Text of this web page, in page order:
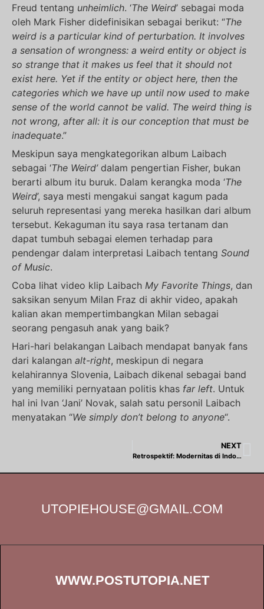
Freud tentang unheimlich. ‘The Weird’ sebagai moda
oleh Mark Fisher didefinisikan sebagai berikut: “The
weird is a particular kind of perturbation. It involves
a sensation of wrongness: a weird entity or object is
so strange that it makes us feel that it should not
exist here. Yet if the entity or object here, then the
categories which we have up until now used to make
sense of the world cannot be valid. The weird thing is
not wrong, after all: it is our conception that must be
inadequate.”
Meskipun saya mengkategorikan album Laibach
sebagai ‘The Weird’ dalam pengertian Fisher, bukan
berarti album itu buruk. Dalam kerangka moda ‘The
Weird’, saya mesti mengakui sangat kagum pada
seluruh representasi yang mereka hasilkan dari album
tersebut. Kekaguman itu saya rasa tertanam dan
dapat tumbuh sebagai elemen terhadap para
pendengar dalam interpretasi Laibach tentang Sound
of Music.
Coba lihat video klip Laibach My Favorite Things, dan
saksikan senyum Milan Fraz di akhir video, apakah
kalian akan mempertimbangkan Milan sebagai
seorang pengasuh anak yang baik?
Hari-hari belakangan Laibach mendapat banyak fans
dari kalangan alt-right, meskipun di negara
kelahirannya Slovenia, Laibach dikenal sebagai band
yang memiliki pernyataan politis khas far left. Untuk
hal ini Ivan ‘Jani’ Novak, salah satu personil Laibach
menyatakan “We simply don’t belong to anyone“.
NEXT
Retrospektif: Modernitas di Indonesia kolonial
UTOPIEHOUSE@GMAIL.COM
WWW.POSTUTOPIA.NET